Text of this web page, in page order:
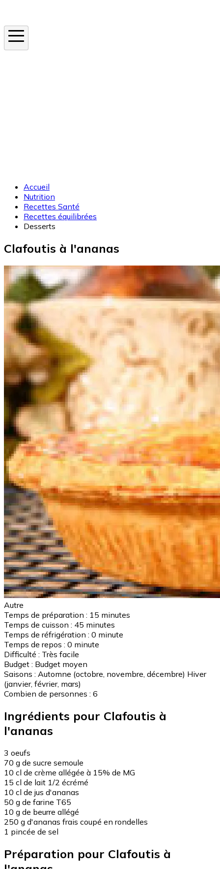
Accueil
Nutrition
Recettes Santé
Recettes équilibrées
Desserts
Clafoutis à l'ananas
Autre
Temps de préparation : 15 minutes
Temps de cuisson : 45 minutes
Temps de réfrigération : 0 minute
Temps de repos : 0 minute
Difficulté : Très facile
Budget : Budget moyen
Saisons : Automne (octobre, novembre, décembre) Hiver
(janvier, février, mars)
Combien de personnes : 6
Ingrédients pour Clafoutis à
l'ananas
3 oeufs
70 g de sucre semoule
10 cl de crème allégée à 15% de MG
15 cl de lait 1/2 écrémé
10 cl de jus d'ananas
50 g de farine T65
10 g de beurre allégé
250 g d'ananas frais coupé en rondelles
1 pincée de sel
Préparation pour Clafoutis à